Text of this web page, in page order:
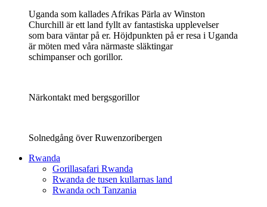
Uganda som kallades Afrikas Pärla av Winston
Churchill är ett land fyllt av fantastiska upplevelser
som bara väntar på er. Höjdpunkten på er resa i Uganda
är möten med våra närmaste släktingar
schimpanser och gorillor.
Närkontakt med bergsgorillor
Solnedgång över Ruwenzoribergen
Rwanda
Gorillasafari Rwanda
Rwanda de tusen kullarnas land
Rwanda och Tanzania